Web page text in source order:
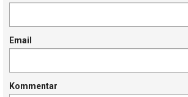
Email
Kommentar